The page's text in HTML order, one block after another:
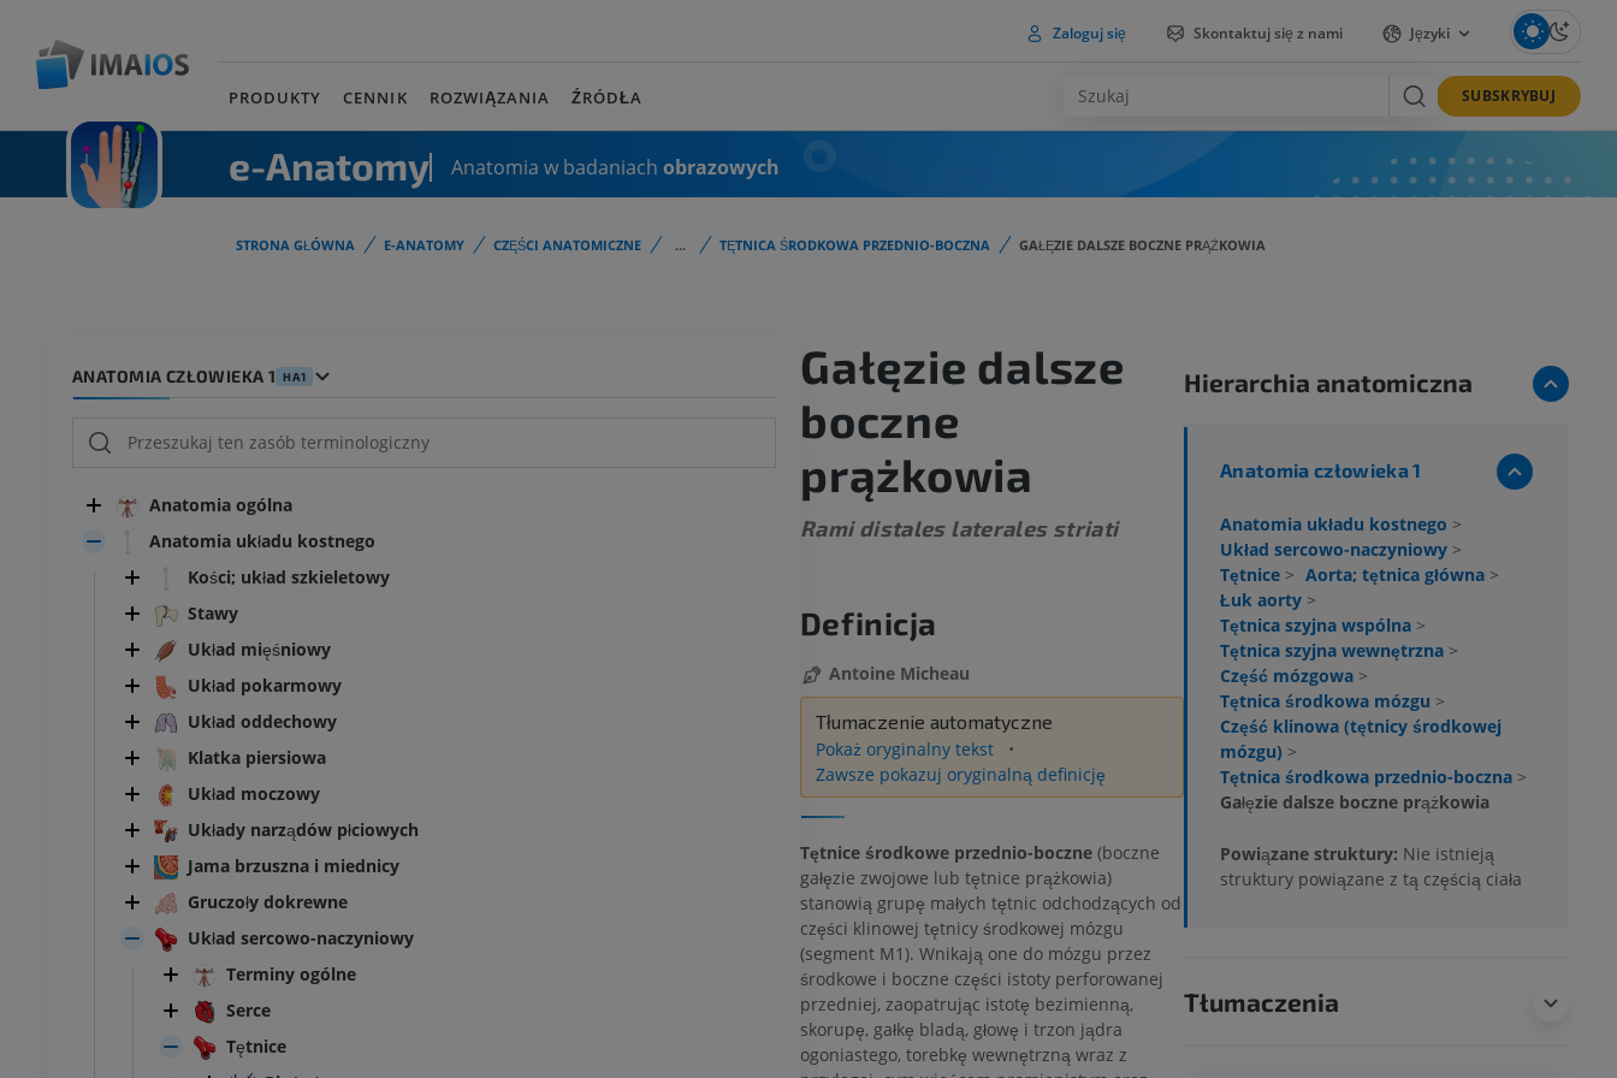
Zaloguj się Skontaktuj się z nami Języki
PRODUKTY CENNIK ROZWIĄZANIA ŹRÓDŁA SUBSKRYBUJ
e-Anatomy Anatomia w badaniach obrazowych
STRONA GŁÓWNA E-ANATOMY CZĘŚCI ANATOMICZNE ... TĘTNICA ŚRODKOWA PRZEDNIO-BOCZNA GAŁĘZIE DALSZE BOCZNE PRĄŻKOWIA
ANATOMIA CZŁOWIEKA 1 HA1
Anatomia ogólna
Anatomia układu kostnego
Kości; układ szkieletowy
Stawy
Układ mięśniowy
Układ pokarmowy
Układ oddechowy
Klatka piersiowa
Układ moczowy
Układy narządów płciowych
Jama brzuszna i miednicy
Gruczoły dokrewne
Układ sercowo-naczyniowy
Terminy ogólne
Serce
Tętnice
Gałęzie dalsze
boczne
prążkowia
Rami distales laterales striati
Definicja
Antoine Micheau
Tłumaczenie automatyczne
Pokaż oryginalny tekst
Zawsze pokazuj oryginalną definicję
Tętnice środkowe przednio-boczne(boczne
gałęzie zwojowe lub tętnice prążkowia)
stanowią grupę małych tętnic odchodzących od
części klinowej tętnicy środkowej mózgu
(segment M1). Wnikają one do mózgu przez
środkowe i boczne części istoty perforowanej
przedniej, zaopatrując istotę bezimienną,
skorupę, gałkę bladą, głowę i trzon jądra
ogoniastego, torebkę wewnętrzną wraz z
Hierarchia anatomiczna
Anatomia człowieka 1
Anatomia układu kostnego >
Układ sercowo-naczyniowy >
Tętnice > Aorta; tętnica główna >
Łuk aorty >
Tętnica szyjna wspólna >
Tętnica szyjna wewnętrzna >
Część mózgowa >
Tętnica środkowa mózgu >
Część klinowa (tętnicy środkowej
mózgu) >
Tętnica środkowa przednio-boczna >
Gałęzie dalsze boczne prążkowia
Powiązane struktury: Nie istnieją
struktury powiązane z tą częścią ciała
Tłumaczenia